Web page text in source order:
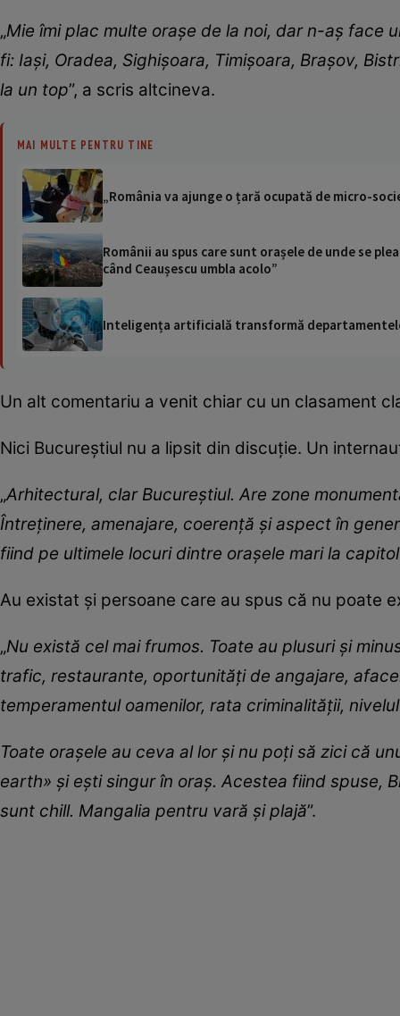
„Mie îmi plac multe orașe de la noi, dar n-aș face
fi: Iași, Oradea, Sighișoara, Timișoara, Brașov,
la un top”, a scris altcineva.
MAI MULTE PENTRU TINE
„România va ajunge o țară ocupată de micro-
Românii au spus care sunt orașele de unde se
când Ceaușescu umbla acolo”
Inteligența artificială transformă
Un alt comentariu a venit chiar cu un clasament
Nici Bucureștiul nu a lipsit din discuție. Un
„Arhitectural, clar Bucureștiul. Are zone
Întreținere, amenajare, coerență și aspect în
fiind pe ultimele locuri dintre orașele mari la
Au existat și persoane care au spus că nu poate
„Nu există cel mai frumos. Toate au plusuri și
trafic, restaurante, oportunități de angajare,
temperamentul oamenilor, rata criminalității,
Toate orașele au ceva al lor și nu poți să zici că
earth» și ești singur în oraș. Acestea fiind spuse,
sunt chill. Mangalia pentru vară și plajă”.